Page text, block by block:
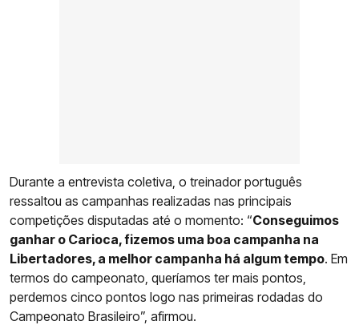
Durante a entrevista coletiva, o treinador português
ressaltou as campanhas realizadas nas principais
competições disputadas até o momento: “Conseguimos
ganhar o Carioca, fizemos uma boa campanha na
Libertadores, a melhor campanha há algum tempo. Em
termos do campeonato, queríamos ter mais pontos,
perdemos cinco pontos logo nas primeiras rodadas do
Campeonato Brasileiro”, afirmou.